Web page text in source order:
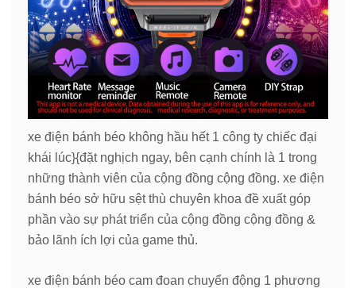
xe điện bánh béo không hầu hết 1 công ty chiếc đại
khái lúc}{đặt nghịch ngay, bên cạnh chính là 1 trong
những thành viên của cộng đồng cộng đồng. xe điện
bánh béo sở hữu sệt thù chuyên khoa đề xuất góp
phần vào sự phát triển của cộng đồng cộng đồng &
bảo lãnh ích lợi của game thủ.
xe điện bánh béo cam đoan chuyển động 1 phương